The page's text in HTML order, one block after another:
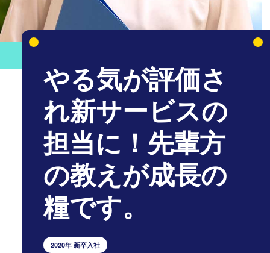
やる気が評価さ
れ新サービスの
担当に！先輩方
の教えが成長の
糧です。
2020年 新卒入社